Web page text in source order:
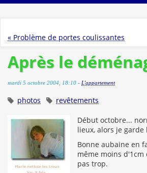
« Problème de portes coulissantes
Après le
mardi 5 octobre 2004, 18:10 - L'appartement
photos revêtements
Début octobre...
lieux, alors je
Bonne aubaine en
même moins
pas trop.